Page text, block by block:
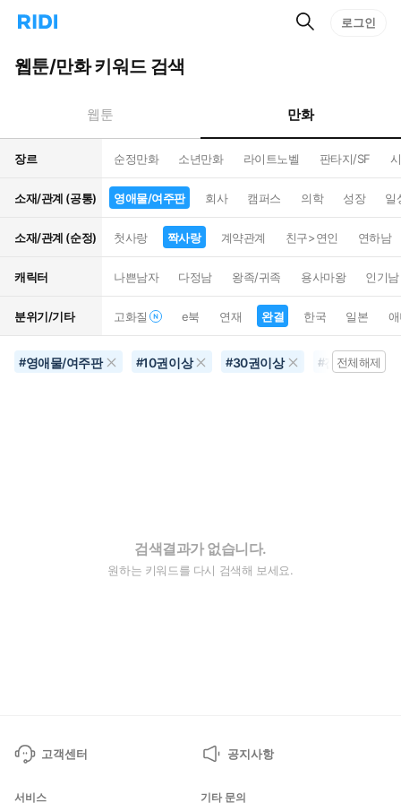
리
홈
으
턴
트
검
로그인
웹툰/만화 키워드 검색
웹툰 만화
장르 순정만화 소년만화 라이트노벨 판타지/SF
소재/관계 (공통) 영애물/여주판 회사 캠퍼스 의학 성장 일
소재/관계 (순정) 첫사랑 짝사랑 계약관계 친구>연인 연하남
캐릭터 나쁜남자 다정남 왕족/귀족 용사마왕 인기남
분위기/기타 고화질 e북 연재 완결 한국 일본
#영애물/여주판 #10권이상 #30권이상 #진지함
전체해제
검색결과가 없습니다.
원하는 키워드를 다시 검색해 보세요.
고객센터 공지사항
서비스 기타 문의